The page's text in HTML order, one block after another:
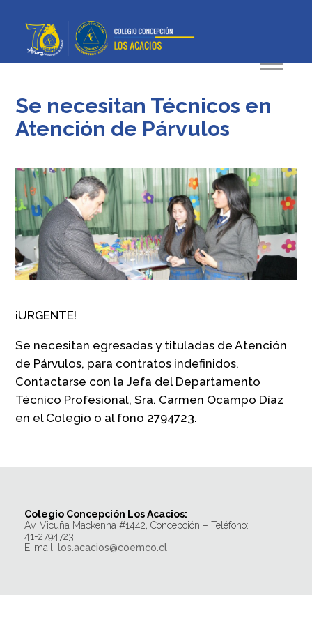
Se necesitan Técnicos en
Atención de Párvulos
¡URGENTE!
Se necesitan egresadas y tituladas de Atención
de Párvulos, para contratos indefinidos.
Contactarse con la Jefa del Departamento
Técnico Profesional, Sra. Carmen Ocampo Díaz
en el Colegio o al fono 2794723.
Colegio Concepción Los Acacios:
Av. Vicuña Mackenna #1442, Concepción – Teléfono:
41-2794723
E-mail: los.acacios@coemco.cl